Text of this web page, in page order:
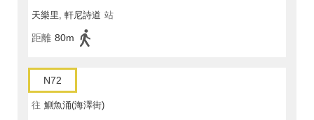
天樂里, 軒尼詩道 站
距離 80m
N72
往 鰂魚涌(海澤街)